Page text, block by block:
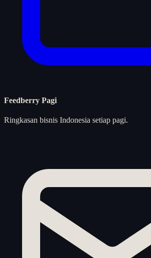
Feedberry Pagi
Ringkasan bisnis Indonesia setiap pagi.